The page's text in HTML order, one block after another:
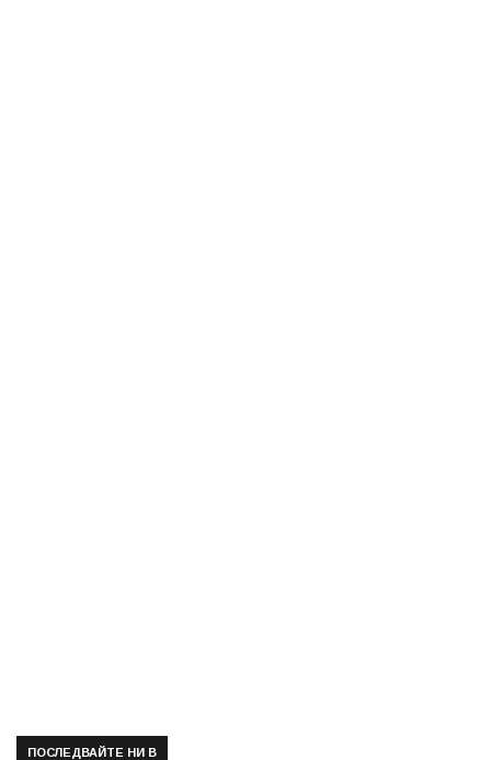
ПОСЛЕДВАЙТЕ НИ В